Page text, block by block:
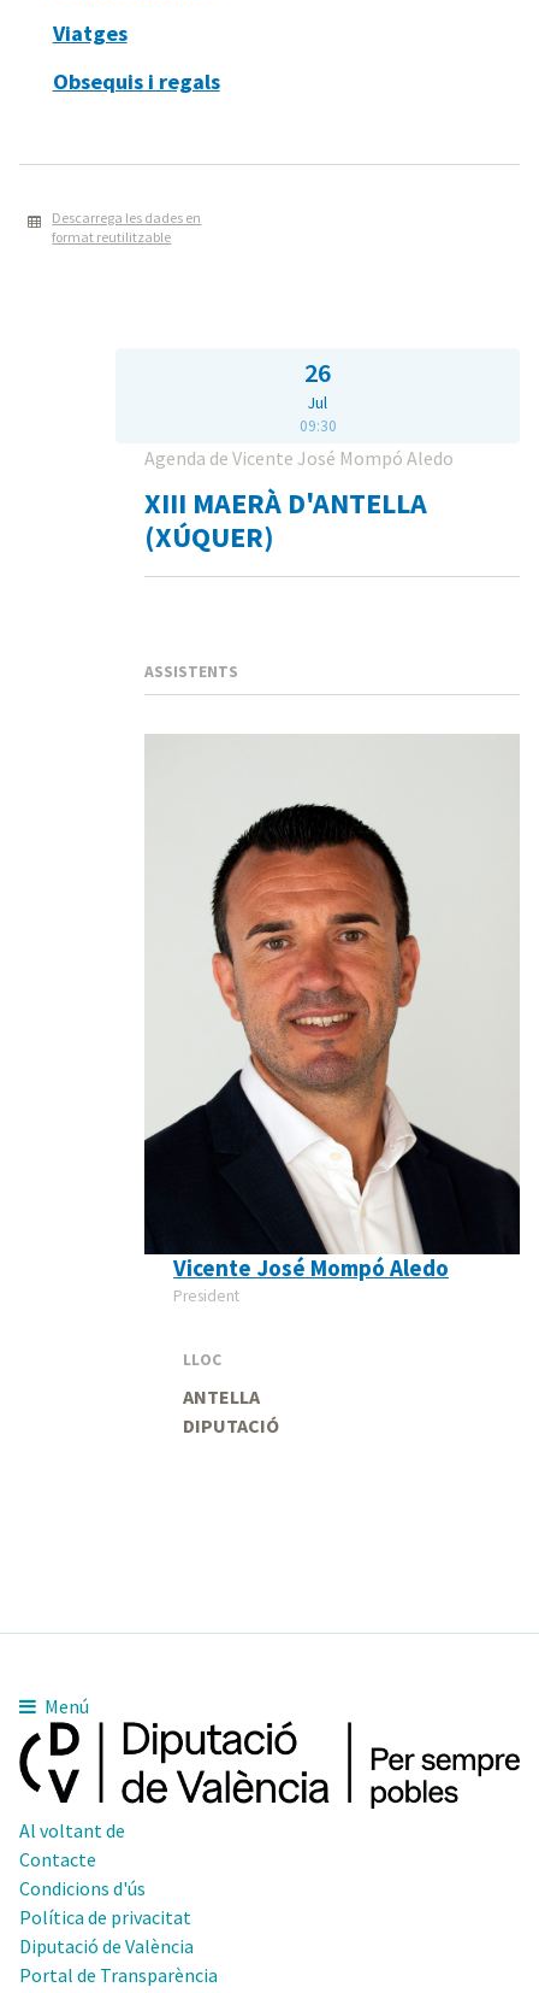
Viatges
Obsequis i regals
Descarrega les dades en
format reutilitzable
26
Jul
09:30
Agenda de Vicente José Mompó Aledo
XIII MAERÀ D'ANTELLA
(XÚQUER)
ASSISTENTS
Vicente José Mompó Aledo
President
LLOC
ANTELLA
DIPUTACIÓ
Menú
Al voltant de
Contacte
Condicions d'ús
Política de privacitat
Diputació de València
Portal de Transparència